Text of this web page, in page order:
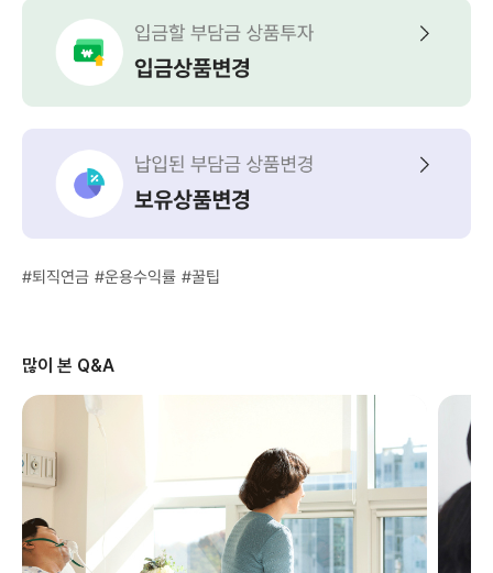
#퇴직연금 #운용수익률 #꿀팁
많이 본 Q&A